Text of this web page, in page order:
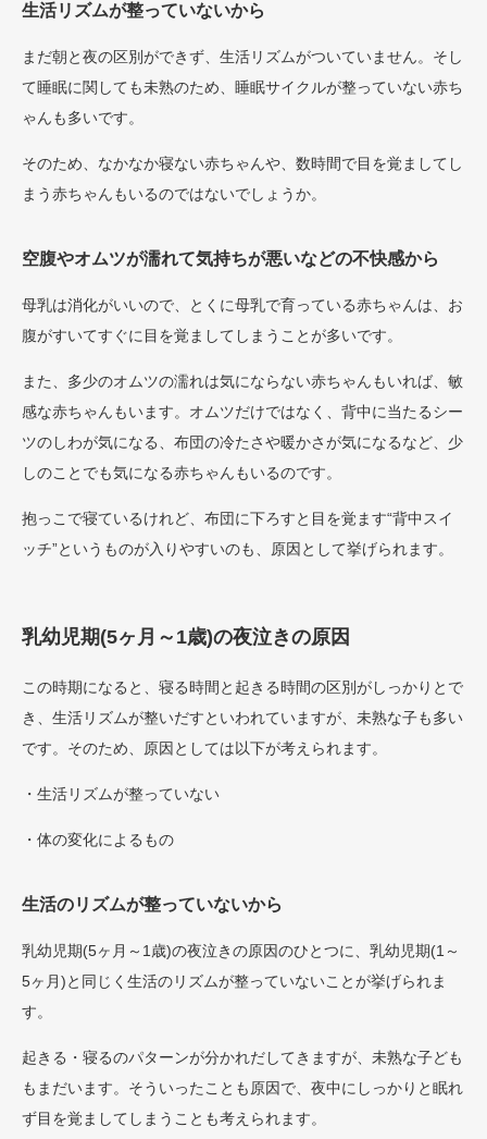
生活リズムが整っていないから
まだ朝と夜の区別ができず、生活リズムがついていません。そし
て睡眠に関しても未熟のため、睡眠サイクルが整っていない赤ち
ゃんも多いです。
そのため、なかなか寝ない赤ちゃんや、数時間で目を覚ましてし
まう赤ちゃんもいるのではないでしょうか。
空腹やオムツが濡れて気持ちが悪いなどの不快感から
母乳は消化がいいので、とくに母乳で育っている赤ちゃんは、お
腹がすいてすぐに目を覚ましてしまうことが多いです。
また、多少のオムツの濡れは気にならない赤ちゃんもいれば、敏
感な赤ちゃんもいます。オムツだけではなく、背中に当たるシー
ツのしわが気になる、布団の冷たさや暖かさが気になるなど、少
しのことでも気になる赤ちゃんもいるのです。
抱っこで寝ているけれど、布団に下ろすと目を覚ます“背中スイ
ッチ”というものが入りやすいのも、原因として挙げられます。
乳幼児期(5ヶ月～1歳)の夜泣きの原因
この時期になると、寝る時間と起きる時間の区別がしっかりとで
き、生活リズムが整いだすといわれていますが、未熟な子も多い
です。そのため、原因としては以下が考えられます。
・生活リズムが整っていない
・体の変化によるもの
生活のリズムが整っていないから
乳幼児期(5ヶ月～1歳)の夜泣きの原因のひとつに、乳幼児期(1～
5ヶ月)と同じく生活のリズムが整っていないことが挙げられま
す。
起きる・寝るのパターンが分かれだしてきますが、未熟な子ども
もまだいます。そういったことも原因で、夜中にしっかりと眠れ
ず目を覚ましてしまうことも考えられます。